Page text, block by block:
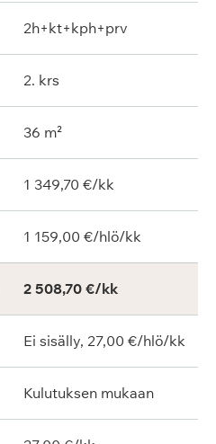
2h+kt+kph+prv
2. krs
36 m²
1 349,70 €/kk
1 159,00 €/hlö/kk
2 508,70 €/kk
Ei sisälly, 27,00 €/hlö/kk
Kulutuksen mukaan